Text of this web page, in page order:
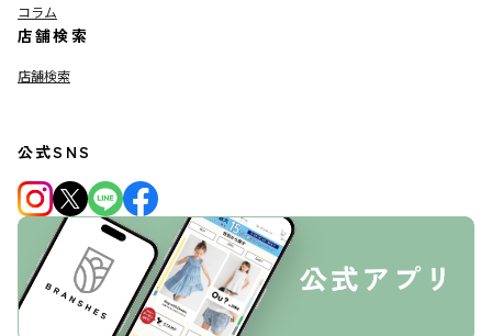
コラム
店舗検索
店舗検索
公式SNS